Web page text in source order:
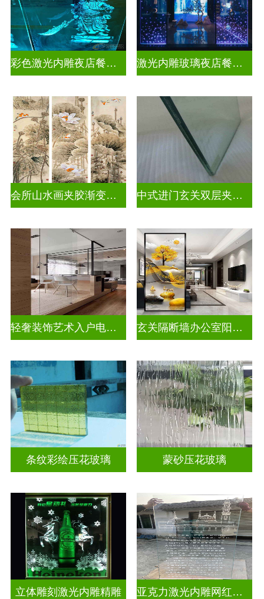
彩色激光内雕夜店餐厅装饰 激光内雕玻璃夜店餐厅装饰
会所山水画夹胶渐变玻璃 中式进门玄关双层夹娟玻璃
轻奢装饰艺术入户电视玻璃背景墙 玄关隔断墙办公室阳台挡门玻璃背景墙
条纹彩绘压花玻璃 蒙砂压花玻璃
立体雕刻激光内雕精雕 亚克力激光内雕网红打卡背景